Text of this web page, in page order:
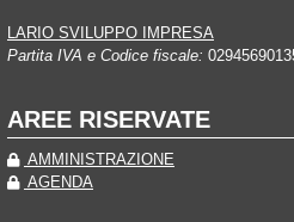
LARIO SVILUPPO IMPRESA
Partita IVA e Codice fiscale:
AREE RISERVATE
AMMINISTRAZIONE
AGENDA